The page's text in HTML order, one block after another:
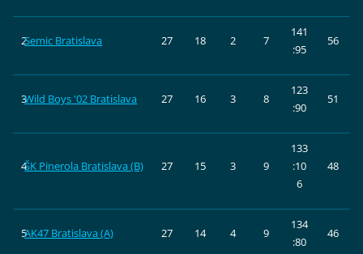
2Semic Bratislava 27 18 2 7
141
:95
56
3Wild Boys '02 Bratislava 27 16 3 8
123
:90
51
4ŠK Pinerola Bratislava (B) 27 15 3 9
133
:10
6
48
5AK47 Bratislava (A) 27 14 4 9
134
:80
46